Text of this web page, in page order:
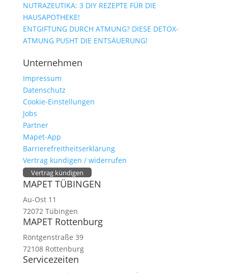
NUTRAZEUTIKA: 3 DIY REZEPTE FÜR DIE
HAUSAPOTHEKE!
ENTGIFTUNG DURCH ATMUNG? DIESE DETOX-
ATMUNG PUSHT DIE ENTSÄUERUNG!
Unternehmen
Impressum
Datenschutz
Cookie-Einstellungen
Jobs
Partner
Mapet-App
Barrierefreitheitserklärung
Vertrag kündigen / widerrufen
Vertrag kündigen
MAPET TÜBINGEN
Au-Ost 11
72072 Tübingen
MAPET Rottenburg
Röntgenstraße 39
72108 Rottenburg
Servicezeiten